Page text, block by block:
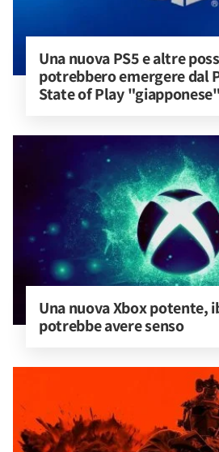
Una nuova PS5 e altre
potrebbero emergere dal
State of Play "giapponese"
Una nuova Xbox potente,
potrebbe avere senso